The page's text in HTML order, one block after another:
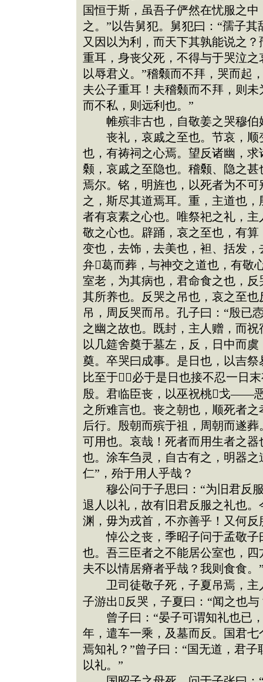
国恒于斯，虽吾子俨然在忧服之
之。”以告舅犯。舅犯曰：“孺子
又因以为利，而天下其孰能说之
重耳，身丧父死，不得与于哭泣
以辱君义。”稽颡而不拜，哭而起
夫公子重耳！夫稽颡而不拜，则
而不私，则远利也。”
帷殡非古也，自敬姜之哭穆伯
丧礼，哀戚之至也。节哀，顺
也，有祷祠之心焉。望反诸幽，
颡，哀戚之至隐也。稽颡、隐之
焉尔。铭，明旌也，以死者为不
之，斯尽其道焉耳。重，主道也
者有哀素之心也。唯祭祀之礼，
敬之心也。辟踊，哀之至也，有
变也，去饰，去美也，袒、括发
弁葛而葬，与神交之道也，有敬
室老，为其病也，君命食之也，
其所养也。反哭之吊也，哀之至
吊，周反哭而吊。孔子曰：“殷已
之幽之故也。既封，主人赠，而
以几筵舍奠于墓左，反，日中而
奠。卒哭曰成事。是日也，以吉
比至于，必于是日也接不忍一日
殷。君临臣丧，以巫祝桃戈——
之所难言也。丧之朝也，顺死者
后行。殷朝而殡于祖，周朝而遂
可用也。哀哉！死者而用生者之
也。涂车刍灵，自古有之，明器
仁”，殆于用人乎哉？
穆公问于子思曰：“为旧君反服
退人以礼，故有旧君反服之礼也
渊，毋为戎首，不亦善乎！又何反
悼公之丧，季昭子问于孟敬子
也。吾三臣者之不能居公室也，
夫不以情居瘠者乎哉？我则食食。
卫司徒敬子死，子夏吊焉，主
子游出反哭，子夏曰：“闻之也
曾子曰：“晏子可谓知礼也已，
年，遣车一乘，及墓而反。国君
焉知礼？”曾子曰：“国无道，君
以礼。”